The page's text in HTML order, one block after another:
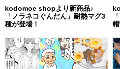
kodomoe shopより新商品♪
「ノラネコぐんだん」耐熱マグ3
種が登場！